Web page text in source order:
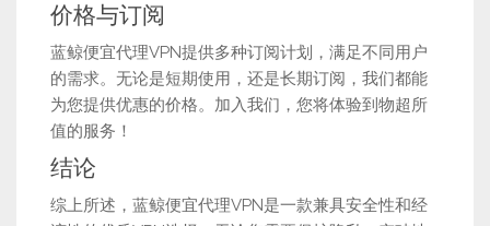
价格与订阅
蓝鲸便宜代理VPN提供多种订阅计划，满足不同用户
的需求。无论是短期使用，还是长期订阅，我们都能
为您提供优惠的价格。加入我们，您将体验到物超所
值的服务！
结论
综上所述，蓝鲸便宜代理VPN是一款兼具安全性和经